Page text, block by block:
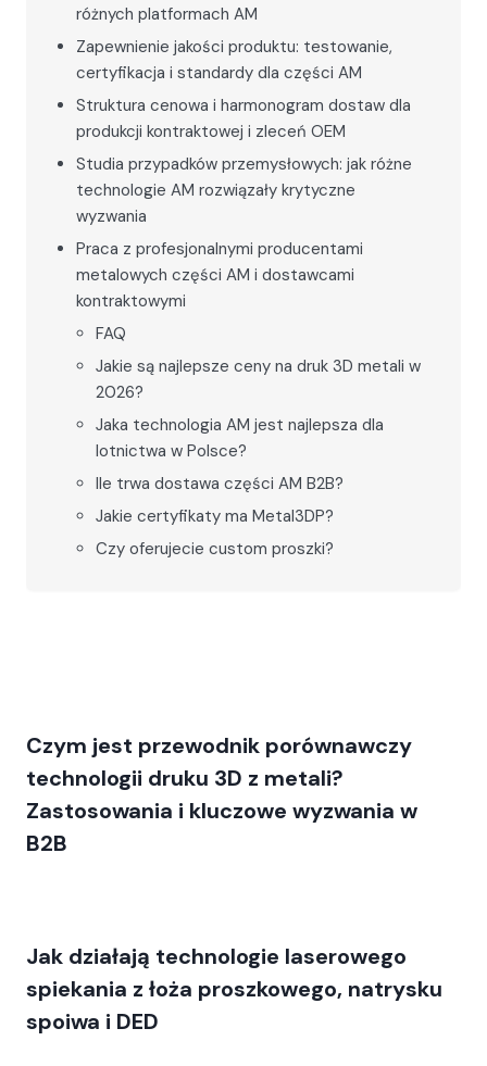
różnych platformach AM
Zapewnienie jakości produktu: testowanie,
certyfikacja i standardy dla części AM
Struktura cenowa i harmonogram dostaw dla
produkcji kontraktowej i zleceń OEM
Studia przypadków przemysłowych: jak różne
technologie AM rozwiązały krytyczne
wyzwania
Praca z profesjonalnymi producentami
metalowych części AM i dostawcami
kontraktowymi
FAQ
Jakie są najlepsze ceny na druk 3D metali w
2026?
Jaka technologia AM jest najlepsza dla
lotnictwa w Polsce?
Ile trwa dostawa części AM B2B?
Jakie certyfikaty ma Metal3DP?
Czy oferujecie custom proszki?
Czym jest przewodnik porównawczy
technologii druku 3D z metali?
Zastosowania i kluczowe wyzwania w
B2B
Jak działają technologie laserowego
spiekania z łoża proszkowego, natrysku
spoiwa i DED